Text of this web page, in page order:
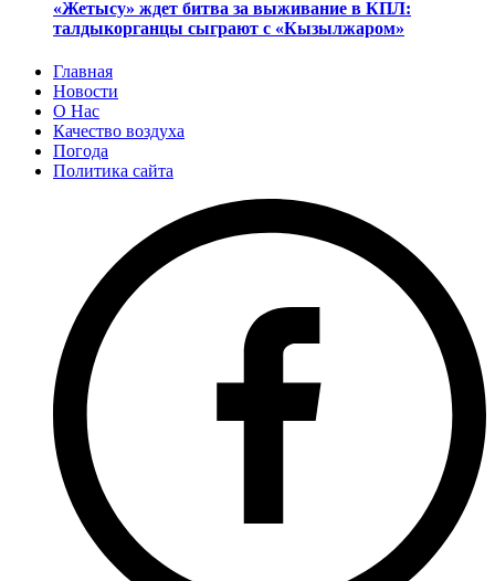
«Жетысу» ждет битва за выживание в КПЛ:
талдыкорганцы сыграют с «Кызылжаром»
Главная
Новости
О Нас
Качество воздуха
Погода
Политика сайта